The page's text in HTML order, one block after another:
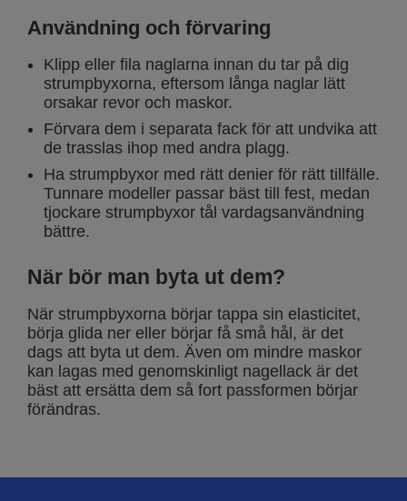
Användning och förvaring
Klipp eller fila naglarna innan du tar på dig
strumpbyxorna, eftersom långa naglar lätt
orsakar revor och maskor.
Förvara dem i separata fack för att undvika att
de trasslas ihop med andra plagg.
Ha strumpbyxor med rätt denier för rätt tillfälle.
Tunnare modeller passar bäst till fest, medan
tjockare strumpbyxor tål vardagsanvändning
bättre.
När bör man byta ut dem?
När strumpbyxorna börjar tappa sin elasticitet,
börja glida ner eller börjar få små hål, är det
dags att byta ut dem. Även om mindre maskor
kan lagas med genomskinligt nagellack är det
bäst att ersätta dem så fort passformen börjar
förändras.